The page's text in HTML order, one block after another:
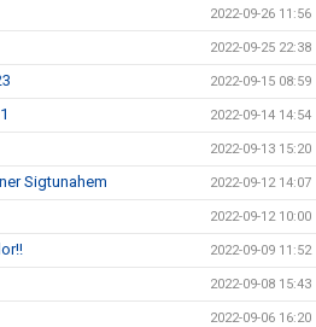
2022-09-26 11:56
2022-09-25 22:38
2022-09-15 08:59
2022-09-14 14:54
2022-09-13 15:20
Sigtunahem 2022-09-12 14:07
2022-09-12 10:00
2022-09-09 11:52
2022-09-08 15:43
2022-09-06 16:20